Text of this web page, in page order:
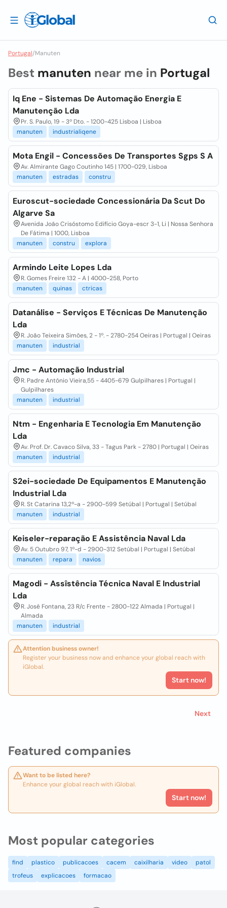
Portugal/Manuten
Featured companies
Want to be listed here?
Enhance your global reach with iGlobal.
Start now!
Best manuten near me in Portugal
Iq Ene - Sistemas De Automação Energia E
Manutenção Lda
Pr. S. Paulo, 19 - 3º Dto. - 1200-425 Lisboa | Lisboa
manuten
industrialiqene
Mota Engil - Concessões De Transportes Sgps S A
Av. Almirante Gago Coutinho 145 | 1700-029, Lisboa
manuten
estradas constru
Euroscut-sociedade Concessionária Da Scut Do
Algarve Sa
Avenida João Crisóstomo Edifício Goya-escr 3-1, Li | Nossa Senhora
De Fátima | 1000, Lisboa
manuten
constru explora
Armindo Leite Lopes Lda
R. Gomes Freire 132 - A | 4000-258, Porto
manuten
quinas ctricas
Datanálise - Serviços E Técnicas De Manutenção
Lda
R. João Teixeira Simões, 2 - 1º. - 2780-254 Oeiras | Portugal | Oeiras
manuten
industrial
Jmc - Automação Industrial
R. Padre António Vieira,55 - 4405-679 Gulpilhares | Portugal |
Gulpilhares
manuten
industrial
Ntm - Engenharia E Tecnologia Em Manutenção
Lda
Av. Prof. Dr. Cavaco Silva, 33 - Tagus Park - 2780 | Portugal | Oeiras
manuten
industrial
S2ei-sociedade De Equipamentos E Manutenção
Industrial Lda
R. St Catarina 13,2º-a - 2900-599 Setúbal | Portugal | Setúbal
manuten
industrial
Keiseler-reparação E Assistência Naval Lda
Av. 5 Outubro 97, 1º-d - 2900-312 Setúbal | Portugal | Setúbal
manuten
repara navios
Magodi - Assîstência Técnica Naval E Industrial
Lda
R. José Fontana, 23 R/c Frente - 2800-122 Almada | Portugal |
Almada
manuten
industrial
Attention business owner!
Register your business now and enhance your global reach with
iGlobal.
Start now!
Next
Most popular categories
find plastico publicacoes cacem caixilharia video
patol
trofeus
explicacoes formacao